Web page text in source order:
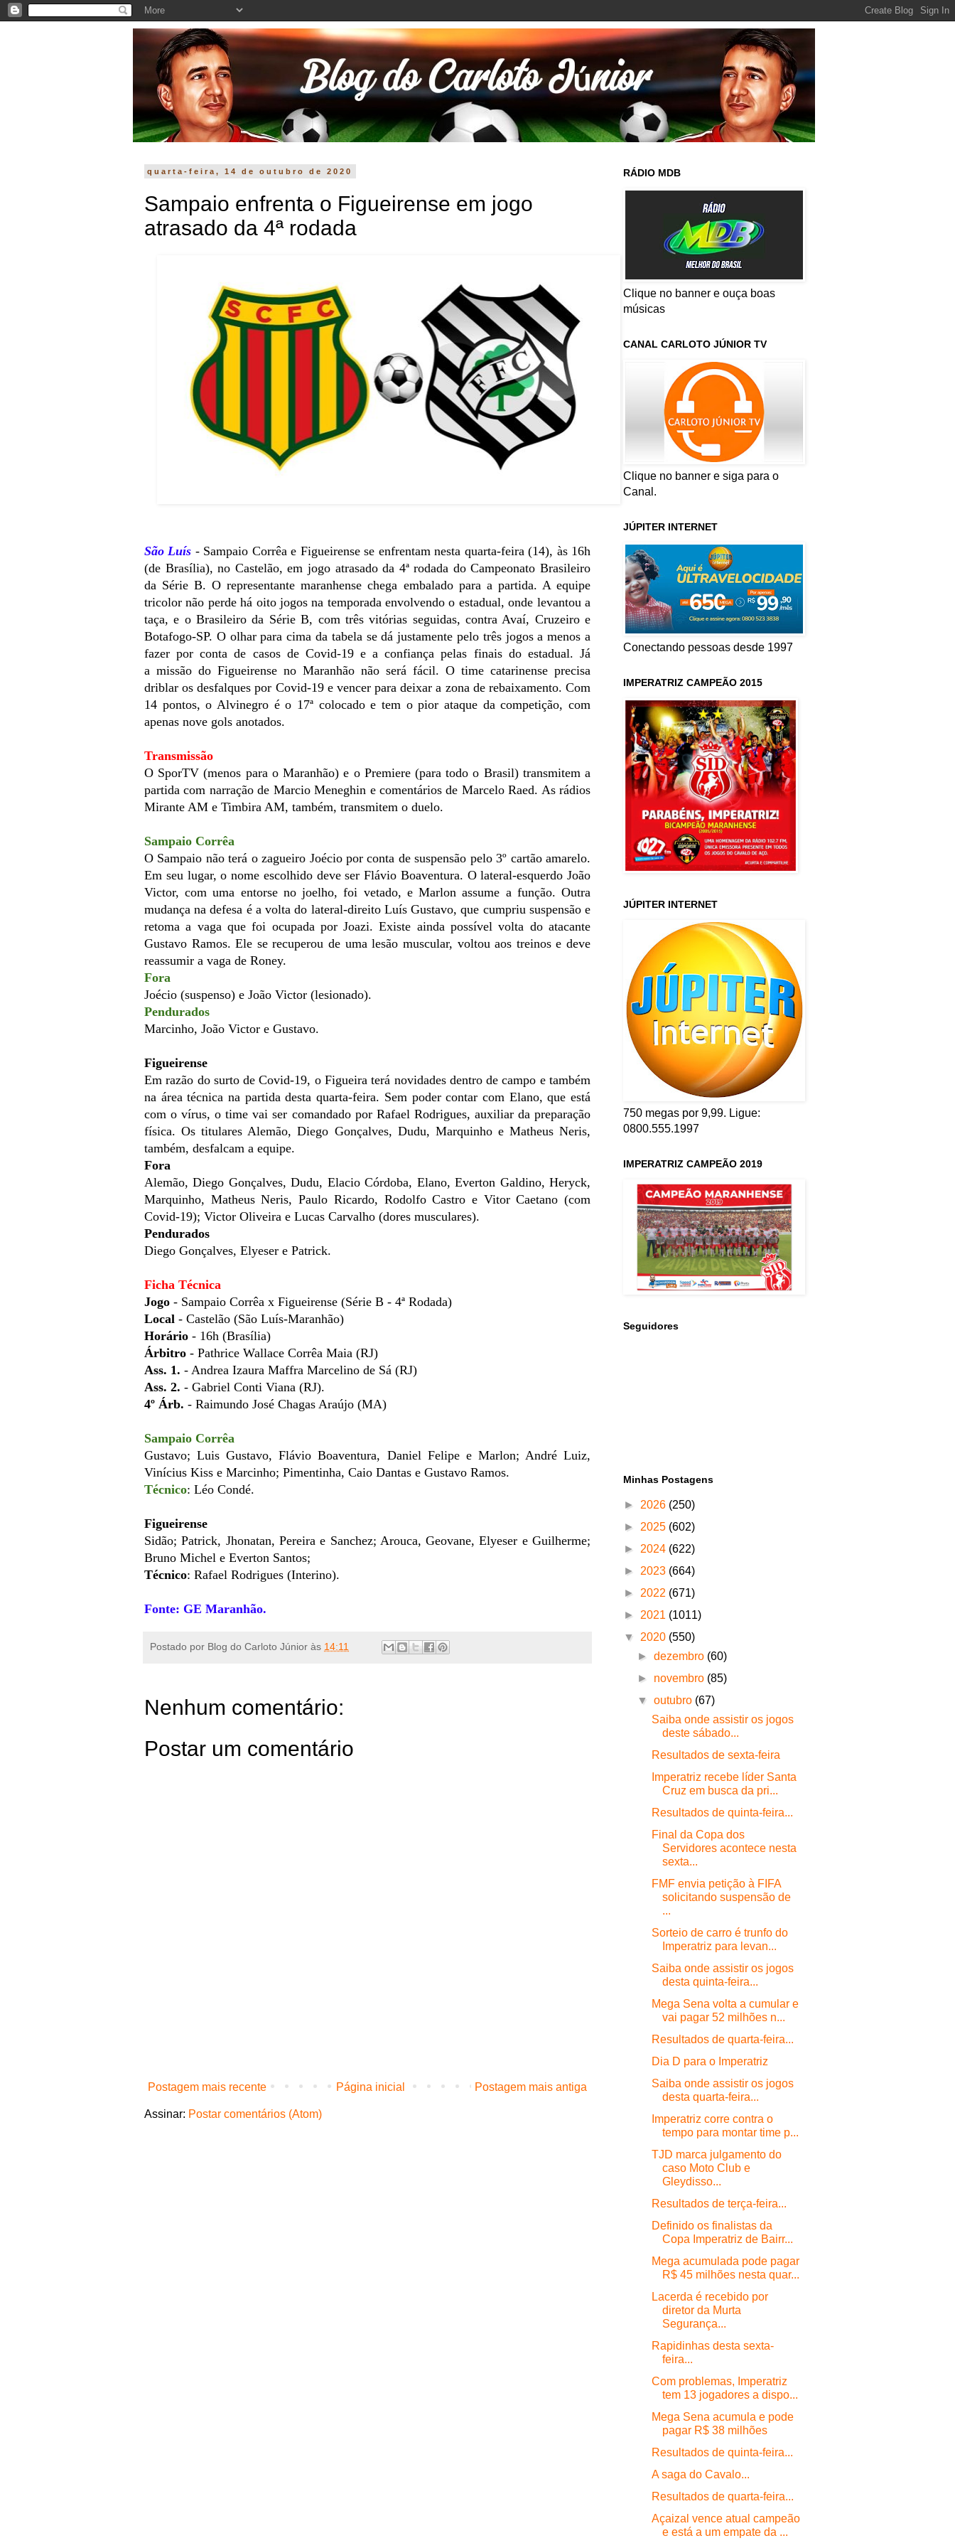
quarta-feira, 14 de outubro de 2020
Sampaio enfrenta o Figueirense em jogo
atrasado da 4ª rodada
São Luís - Sampaio Corrêa e Figueirense se enfrentam nesta quarta-feira (14), às 16h
(de Brasília), no Castelão, em jogo atrasado da 4ª rodada do Campeonato Brasileiro
da Série B.O representante maranhense chega embalado para a partida. A equipe
tricolor não perde há oito jogos na temporada envolvendo o estadual, onde levantou a
taça, e o Brasileiro da Série B, com três vitórias seguidas, contra Avaí, Cruzeiro e
Botafogo-SP. O olhar para cima da tabela se dá justamente pelo três jogos a menos a
fazer por conta de casos de Covid-19 e a confiança pelas finais do estadual. Já
a missão do Figueirense no Maranhão não será fácil. O time catarinense precisa
driblar os desfalques por Covid-19 e vencer para deixar a zona de rebaixamento. Com
14 pontos, o Alvinegro é o 17ª colocado e tem o pior ataque da competição, com
apenas nove gols anotados.
Transmissão
O SporTV (menos para o Maranhão) e o Premiere (para todo o Brasil) transmitem a
partida com narração de Marcio Meneghin e comentários de Marcelo Raed. As rádios
Mirante AM e Timbira AM, também, transmitem o duelo.
Sampaio Corrêa
O Sampaio não terá o zagueiro Joécio por conta de suspensão pelo 3º cartão amarelo.
Em seu lugar, o nome escolhido deve ser Flávio Boaventura. O lateral-esquerdo João
Victor, com uma entorse no joelho, foi vetado, e Marlon assume a função. Outra
mudança na defesa é a volta do lateral-direito Luís Gustavo, que cumpriu suspensão e
retoma a vaga que foi ocupada por Joazi. Existe ainda possível volta do atacante
Gustavo Ramos. Ele se recuperou de uma lesão muscular, voltou aos treinos e deve
reassumir a vaga de Roney.
Fora
Joécio (suspenso) e João Victor (lesionado).
Pendurados
Marcinho, João Victor e Gustavo.
Figueirense
Em razão do surto de Covid-19, o Figueira terá novidades dentro de campo e também
na área técnica na partida desta quarta-feira. Sem poder contar com Elano, que está
com o vírus, o time vai ser comandado por Rafael Rodrigues, auxiliar da preparação
física. Os titulares Alemão, Diego Gonçalves, Dudu, Marquinho e Matheus Neris,
também, desfalcam a equipe.
Fora
Alemão, Diego Gonçalves, Dudu, Elacio Córdoba, Elano, Everton Galdino, Heryck,
Marquinho, Matheus Neris, Paulo Ricardo, Rodolfo Castro e Vitor Caetano (com
Covid-19); Victor Oliveira e Lucas Carvalho (dores musculares).
Pendurados
Diego Gonçalves, Elyeser e Patrick.
Ficha Técnica
Jogo - Sampaio Corrêa x Figueirense (Série B - 4ª Rodada)
Local - Castelão (São Luís-Maranhão)
Horário - 16h (Brasília)
Árbitro - Pathrice Wallace Corrêa Maia (RJ)
Ass. 1. - Andrea Izaura Maffra Marcelino de Sá (RJ)
Ass. 2. - Gabriel Conti Viana (RJ).
4º Árb. - Raimundo José Chagas Araújo (MA)
Sampaio Corrêa
Gustavo; Luis Gustavo, Flávio Boaventura, Daniel Felipe e Marlon; André Luiz,
Vinícius Kiss e Marcinho; Pimentinha, Caio Dantas e Gustavo Ramos.
Técnico: Léo Condé.
Figueirense
Sidão; Patrick, Jhonatan, Pereira e Sanchez; Arouca, Geovane, Elyeser e Guilherme;
Bruno Michel e Everton Santos;
Técnico: Rafael Rodrigues (Interino).
Fonte: GE Maranhão.
Postado por Blog do Carloto Júnior às 14:11
Nenhum comentário:
Postar um comentário
Postagem mais recente Postagem mais antiga
Página inicial
Assinar: Postar comentários (Atom)
RÁDIO MDB
Clique no banner e ouça boas
músicas
CANAL CARLOTO JÚNIOR TV
Clique no banner e siga para o
Canal.
JÚPITER INTERNET
Conectando pessoas desde 1997
IMPERATRIZ CAMPEÃO 2015
JÚPITER INTERNET
750 megas por 9,99. Ligue:
0800.555.1997
IMPERATRIZ CAMPEÃO 2019
Seguidores
Minhas Postagens
► 2026 (250)
► 2025 (602)
► 2024 (622)
► 2023 (664)
► 2022 (671)
► 2021 (1011)
▼ 2020 (550)
►dezembro (60)
► novembro (85)
▼outubro (67)
Saiba onde assistir os jogos
deste sábado...
Resultados de sexta-feira
Imperatriz recebe líder Santa
Cruz em busca da pri...
Resultados de quinta-feira...
Final da Copa dos
Servidores acontece nesta
sexta...
FMF envia petição à FIFA
solicitando suspensão de
...
Sorteio de carro é trunfo do
Imperatriz para levan...
Saiba onde assistir os jogos
desta quinta-feira...
Mega Sena volta a cumular e
vai pagar 52 milhões n...
Resultados de quarta-feira...
Dia D para o Imperatriz
Saiba onde assistir os jogos
desta quarta-feira...
Imperatriz corre contra o
tempo para montar time p...
TJD marca julgamento do
caso Moto Club e
Gleydisso...
Resultados de terça-feira...
Definido os finalistas da
Copa Imperatriz de Bairr...
Mega acumulada pode pagar
R$ 45 milhões nesta quar...
Lacerda é recebido por
diretor da Murta
Segurança...
Rapidinhas desta sexta-
feira...
Com problemas, Imperatriz
tem 13 jogadores a dispo...
Mega Sena acumula e pode
pagar R$ 38 milhões
Resultados de quinta-feira...
A saga do Cavalo...
Resultados de quarta-feira...
Açaizal vence atual campeão
e está a um empate da ...